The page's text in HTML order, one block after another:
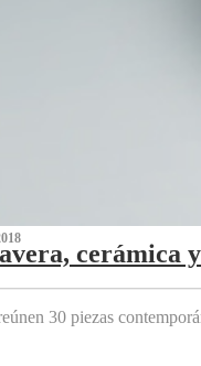
cerámica
30 piezas